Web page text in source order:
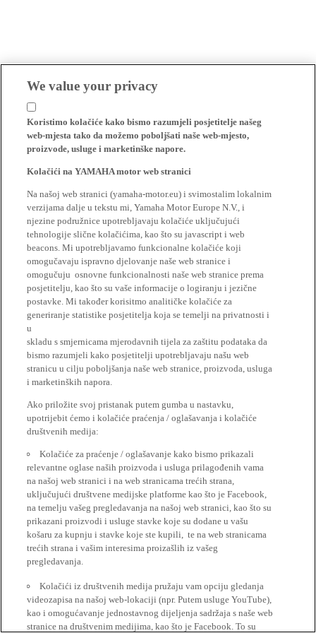
We value your privacy
Koristimo kolačiće kako bismo razumjeli posjetitelje našeg
web-mjesta tako da možemo poboljšati naše web-mjesto,
proizvode, usluge i marketinške napore.
Kolačići na YAMAHA motor web stranici
Na našoj web stranici (yamaha-motor.eu) i svimostalim lokalnim
verzijama dalje u tekstu mi, Yamaha Motor Europe N.V., i
njezine podružnice upotrebljavaju kolačiće uključujući
tehnologije slične kolačićima, kao što su javascript i web
beacons. Mi upotrebljavamo funkcionalne kolačiće koji
omogučavaju ispravno djelovanje naše web stranice i
omogučuju osnovne funkcionalnosti naše web stranice prema
posjetitelju, kao što su vaše informacije o logiranju i jezične
postavke. Mi također korisitmo analitičke kolačiće za
generiranje statistike posjetitelja koja se temelji na privatnosti i
u
skladu s smjernicama mjerodavnih tijela za zaštitu podataka da
bismo razumjeli kako posjetitelji upotrebljavaju našu web
stranicu u cilju poboljšanja naše web stranice, proizvoda, usluga
i marketinških napora.
Ako priložite svoj pristanak putem gumba u nastavku,
upotrijebit ćemo i kolačiće praćenja / oglašavanja i kolačiće
društvenih medija:
Kolačiće za praćenje / oglašavanje kako bismo prikazali
relevantne oglase naših proizvoda i usluga prilagođenih vama
na našoj web stranici i na web stranicama trećih strana,
uključujući društvene medijske platforme kao što je Facebook,
na temelju vašeg pregledavanja na našoj web stranici, kao što su
prikazani proizvodi i usluge stavke koje su dodane u vašu
košaru za kupnju i stavke koje ste kupili, te na web stranicama
trećih strana i vašim interesima proizašlih iz vašeg
pregledavanja.
Kolačići iz društvenih medija pružaju vam opciju gledanja
videozapisa na našoj web-lokaciji (npr. Putem usluge YouTube),
kao i omogućavanje jednostavnog dijeljenja sadržaja s naše web
stranice na društvenim medijima, kao što je Facebook. To su